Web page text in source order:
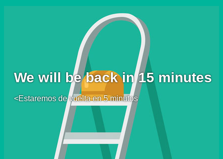
We will be back in 15 minutes
<Estaremos de vuelta en 5 minutos